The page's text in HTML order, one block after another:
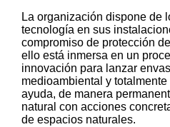
La organización dispone de
tecnología en sus
compromiso de protección
ello está inmersa en un
innovación para lanzar
medioambiental y
ayuda, de manera
natural con acciones
de espacios naturales.